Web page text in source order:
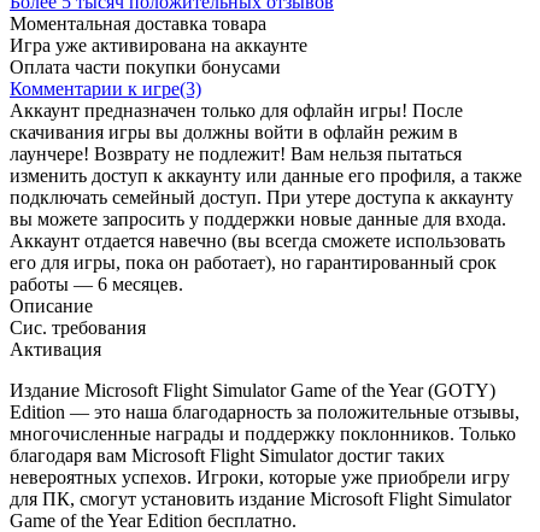
Моментальная доставка товара
Игра уже активирована на аккаунте
Оплата части покупки бонусами
Комментарии к игре(3)
Аккаунт предназначен только для офлайн игры! После
скачивания игры вы должны войти в офлайн режим в
лаунчере! Возврату не подлежит! Вам нельзя пытаться
изменить доступ к аккаунту или данные его профиля, а также
подключать семейный доступ. При утере доступа к аккаунту
вы можете запросить у поддержки новые данные для входа.
Аккаунт отдается навечно (вы всегда сможете использовать
его для игры, пока он работает), но гарантированный срок
работы — 6 месяцев.
Описание
Сис. требования
Активация
Издание Microsoft Flight Simulator Game of the Year (GOTY)
Edition — это наша благодарность за положительные отзывы,
многочисленные награды и поддержку поклонников. Только
благодаря вам Microsoft Flight Simulator достиг таких
невероятных успехов. Игроки, которые уже приобрели игру
для ПК, смогут установить издание Microsoft Flight Simulator
Game of the Year Edition бесплатно.